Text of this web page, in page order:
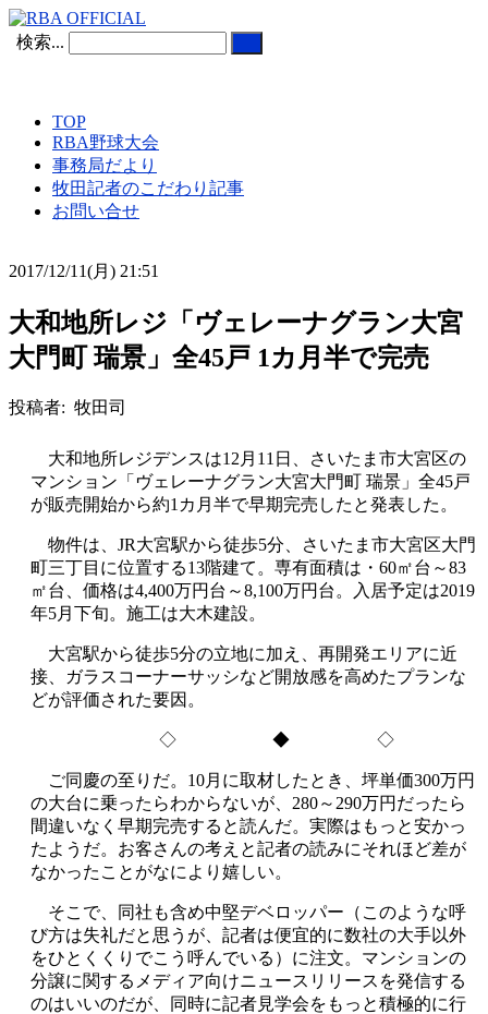
検索...
TOP
RBA野球大会
事務局だより
牧田記者のこだわり記事
お問い合せ
2017/12/11(月) 21:51
大和地所レジ「ヴェレーナグラン大宮
大門町 瑞景」全45戸 1カ月半で完売
投稿者: 牧田司
大和地所レジデンスは12月11日、さいたま市大宮区の
マンション「ヴェレーナグラン大宮大門町 瑞景」全45戸
が販売開始から約1カ月半で早期完売したと発表した。
物件は、JR大宮駅から徒歩5分、さいたま市大宮区大門
町三丁目に位置する13階建て。専有面積は・60㎡台～83
㎡台、価格は4,400万円台～8,100万円台。入居予定は2019
年5月下旬。施工は大木建設。
大宮駅から徒歩5分の立地に加え、再開発エリアに近
接、ガラスコーナーサッシなど開放感を高めたプランな
どが評価された要因。
◇ ◆ ◇
ご同慶の至りだ。10月に取材したとき、坪単価300万円
の大台に乗ったらわからないが、280～290万円だったら
間違いなく早期完売すると読んだ。実際はもっと安かっ
たようだ。お客さんの考えと記者の読みにそれほど差が
なかったことがなにより嬉しい。
そこで、同社も含め中堅デベロッパー（このような呼
び方は失礼だと思うが、記者は便宜的に数社の大手以外
をひとくくりでこう呼んでいる）に注文。マンションの
分譲に関するメディア向けニュースリリースを発信する
のはいいのだが、同時に記者見学会をもっと積極的に行